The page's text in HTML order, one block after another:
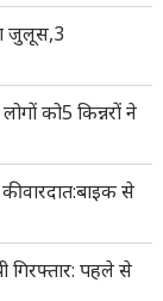
जुलूस,3
को5 किन्नरों ने
वारदात:बाइक से
गिरफ्तार: पहले से